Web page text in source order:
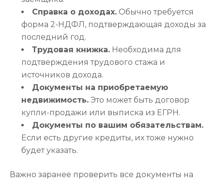
Справка о доходах. Обычно требуется
форма 2-НДФЛ, подтверждающая доходы за
последний год.
Трудовая книжка. Необходима для
подтверждения трудового стажа и
источников дохода.
Документы на приобретаемую
недвижимость. Это может быть договор
купли-продажи или выписка из ЕГРН.
Документы по вашим обязательствам.
Если есть другие кредиты, их тоже нужно
будет указать.
Важно заранее проверить все документы на